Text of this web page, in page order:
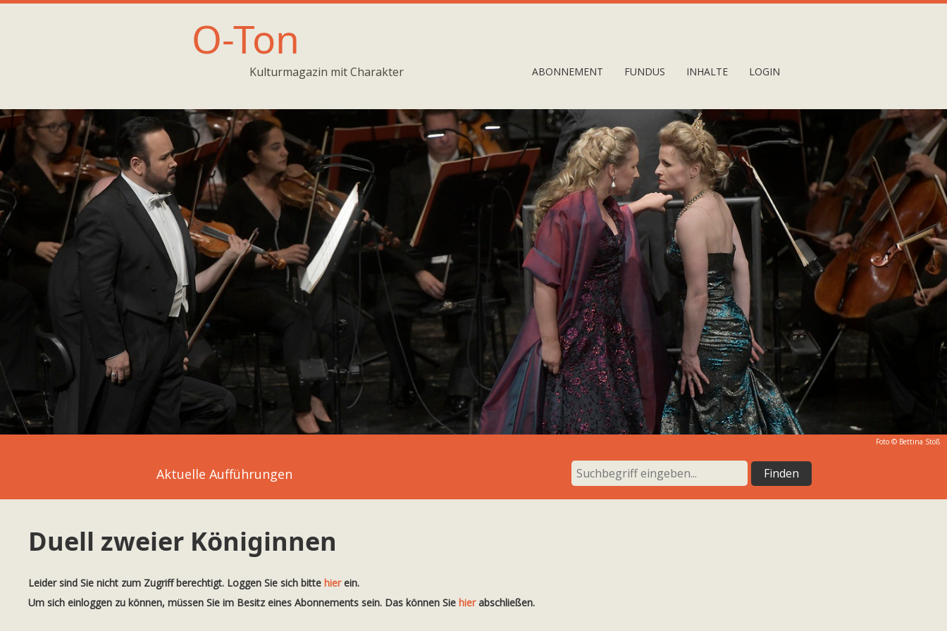
O-Ton
Kulturmagazin mit Charakter ABONNEMENT FUNDUS INHALTE LOGIN
Foto © Bettina Stöß
Aktuelle Aufführungen
Duell zweier Königinnen
Leider sind Sie nicht zum Zugriff berechtigt. Loggen Sie sich bitte hierein.
Um sich einloggen zu können, müssen Sie im Besitz eines Abonnements sein. Das können Sie hierabschließen.